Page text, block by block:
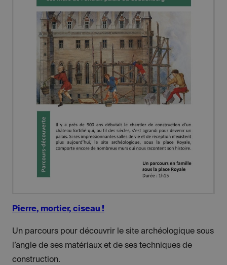
Pierre, mortier, ciseau !
Un parcours pour découvrir le site archéologique sous
l’angle de ses matériaux et de ses techniques de
construction.